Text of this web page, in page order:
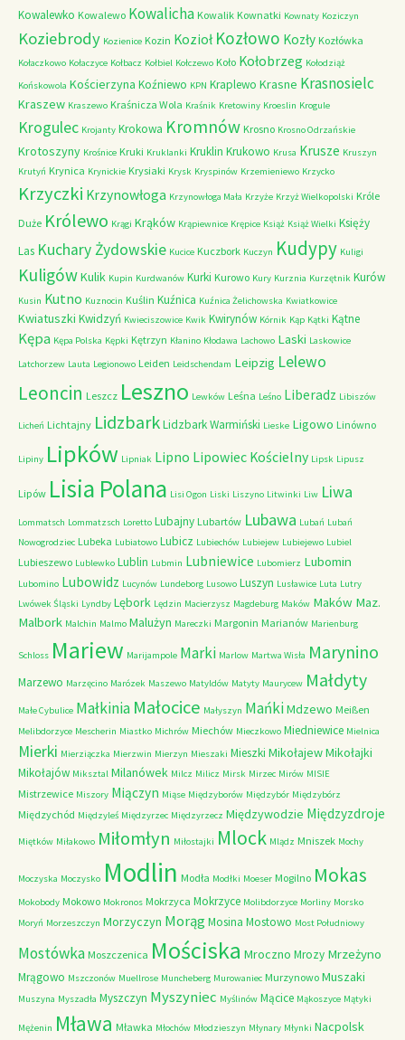
Kowalewko Kowalewo Kowalicha Kowalik Kownatki Kownaty Koziczyn
Koziebrody Kozienice Kozin Kozioł Kozłowo Kozły Kozłówka
Kołaczkowo Kołaczyce Kołbacz Kołbiel Kołczewo Koło Kołobrzeg Kołodziąż
Końskowola Kościerzyna Koźniewo KPN Kraplewo Krasne Krasnosielc
Kraszew Kraszewo Kraśnicza Wola Kraśnik Kretowiny Kroeslin Krogule
Krogulec Krojanty Krokowa Kromnów Krosno Krosno Odrzańskie
Krotoszyny Krośnice Kruki Kruklanki Kruklin Krukowo Krusa Krusze Kruszyn
Krutyń Krynica Krynickie Krysiaki Krysk Kryspinów Krzemieniewo Krzycko
Krzyczki Krzynowłoga Krzynowłoga Mała Krzyże Krzyż Wielkopolski Króle
Duże Królewo Krągi Krąków Krąpiewnice Krępice Książ Książ Wielki Księży
Las Kuchary Żydowskie Kucice Kuczbork Kuczyn Kudypy Kuligi
KuligówKulik Kupin Kurdwanów Kurki Kurowo Kury Kurznia Kurzętnik Kurów
Kusin Kutno Kuznocin Kuślin Kuźnica Kuźnica Żelichowska Kwiatkowice
Kwiatuszki Kwidzyń Kwieciszowice Kwik Kwirynów Kórnik Kąp Kątki Kątne
Kępa Kępa Polska Kępki Kętrzyn Kłanino Kłodawa Lachowo Laski Laskowice
Latchorzew Lauta Legionowo Leiden Leidschendam Leipzig Lelewo
Leoncin Leszcz Leszno Lewków Leśna Leśno Liberadz Libiszów
Licheń Lichtajny LidzbarkLidzbark Warmiński Lieske Ligowo Linówno
Lipiny Lipków Lipniak Lipno Lipowiec Kościelny Lipsk Lipusz
Lipów Lisia Polana Lisi Ogon Liski Liszyno Litwinki Liw Liwa
Lommatsch Lommatzsch Loretto Lubajny Lubartów Lubawa Lubań Lubań
Nowogrodziec Lubeka Lubiatowo Lubicz Lubiechów Lubiejew Lubiejewo Lubiel
Lubieszewo Lublewko Lublin Lubmin Lubniewice Lubomierz Lubomin
Lubomino Lubowidz Lucynów Lundeborg Lusowo Luszyn Lusławice Luta Lutry
Lwówek Śląski Lyndby Lębork Lędzin Macierzysz Magdeburg Maków Maków Maz.
Malbork Malchin Malmo Malużyn Mareczki Margonin Marianów Marienburg
Schloss Mariew Marijampole Marki Marlow Martwa Wisła Marynino
Marzewo Marzęcino Marózek Maszewo Matyldów Matyty Maurycew Małdyty
Małe Cybulice Małkinia Małocice Małyszyn MańkiMdzewo Meißen
Melibdorzyce Mescherin Miastko Michrów Miechów Mieczkowo Miedniewice Mielnica
Mierki Mierziączka Mierzwin Mierzyn Mieszaki Mieszki MikołajewMikołajki
Mikołajów Miksztal Milanówek Milcz Milicz Mirsk Mirzec Mirów MISIE
Mistrzewice Miszory Miączyn Miąse Międzyborów Międzybór Międzybórz
Międzychód Międzyleś Międzyrzec Międzyrzecz Międzywodzie Międzyzdroje
Miętków Miłakowo Miłomłyn Miłostajki Mlock Mlądz Mniszek Mochy
Moczyska Moczysko Modlin Modła Modłki Moeser Mogilno Mokas
Mokobody Mokowo Mokronos Mokrzyca Mokrzyce Molibdorzyce Morliny Morsko
Moryń Morzeszczyn Morzyczyn MorągMosina Mostowo Most Południowy
Mostówka Moszczenica Mościska Mroczno Mrozy Mrzeżyno
Mrągowo Mszczonów Muellrose Muncheberg Murowaniec Murzynowo Muszaki
Muszyna Myszadła Myszczyn Myszyniec Myślinów Mącice Mąkoszyce Mątyki
Mężenin Mława Mławka Młochów Młodzieszyn Młynary Młynki Nacpolsk